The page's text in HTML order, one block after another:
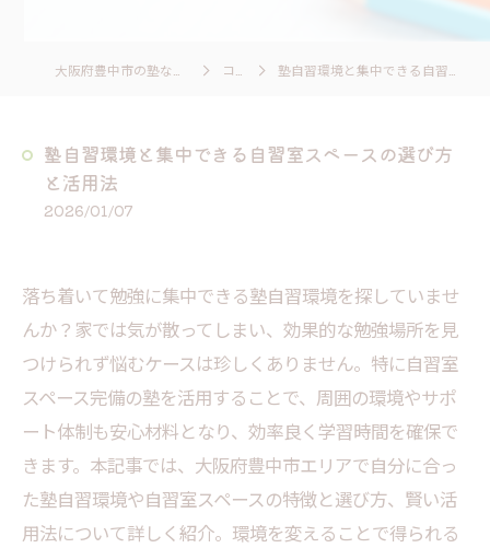
コラム 塾自習環境と集中できる自習室スペースの選び方と活用法
塾自習環境と集中できる自習室スペースの選び方
と活用法
2026/01/07
落ち着いて勉強に集中できる塾自習環境を探していませ
んか？家では気が散ってしまい、効果的な勉強場所を見
つけられず悩むケースは珍しくありません。特に自習室
スペース完備の塾を活用することで、周囲の環境やサポ
ート体制も安心材料となり、効率良く学習時間を確保で
きます。本記事では、大阪府豊中市エリアで自分に合っ
た塾自習環境や自習室スペースの特徴と選び方、賢い活
用法について詳しく紹介。環境を変えることで得られる